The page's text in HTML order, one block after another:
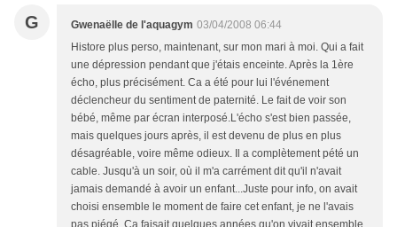
G Gwenaëlle de l'aquagym 03/04/2008 06:44
Histore plus perso, maintenant, sur mon mari à moi. Qui a fait
une dépression pendant que j'étais enceinte. Après la 1ère
écho, plus précisément. Ca a été pour lui l'événement
déclencheur du sentiment de paternité. Le fait de voir son
bébé, même par écran interposé.L'écho s'est bien passée,
mais quelques jours après, il est devenu de plus en plus
désagréable, voire même odieux. Il a complètement pété un
cable. Jusqu'à un soir, où il m'a carrément dit qu'il n'avait
jamais demandé à avoir un enfant...Juste pour info, on avait
choisi ensemble le moment de faire cet enfant, je ne l'avais
pas piégé. Ca faisait quelques années qu'on vivait ensemble,